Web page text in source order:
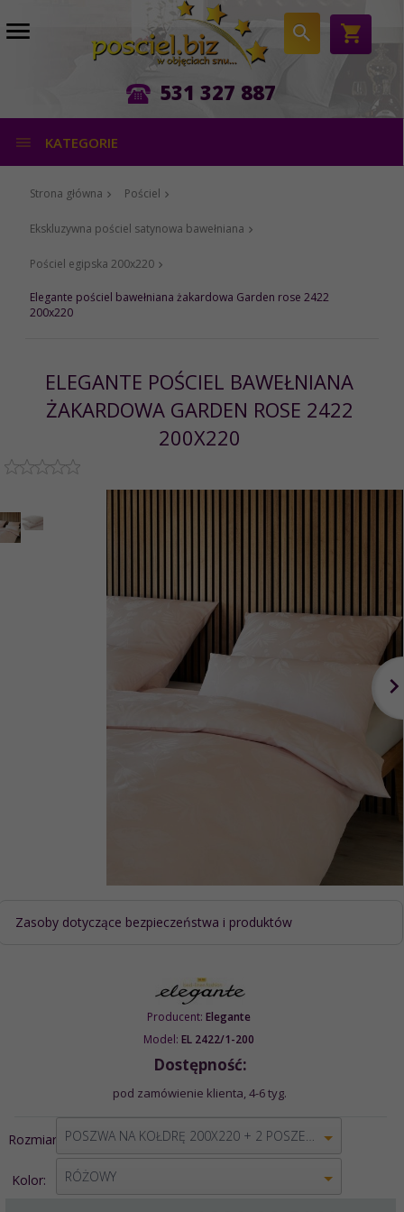
531 327 887
KATEGORIE
Strona główna Pościel
Ekskluzywna pościel satynowa bawełniana
Pościel egipska 200x220
Elegante pościel bawełniana żakardowa Garden rose 2422
200x220
ELEGANTE POŚCIEL BAWEŁNIANA
ŻAKARDOWA GARDEN ROSE 2422
200X220
Zasoby dotyczące bezpieczeństwa i produktów
Producent: Elegante
Model: EL 2422/1-200
Dostępność:
pod zamówienie klienta, 4-6 tyg.
Rozmiar: POSZWA NA KOŁDRĘ 200X220 + 2 POSZEWKI 80X80
Kolor:
options[2]
RÓŻOWY